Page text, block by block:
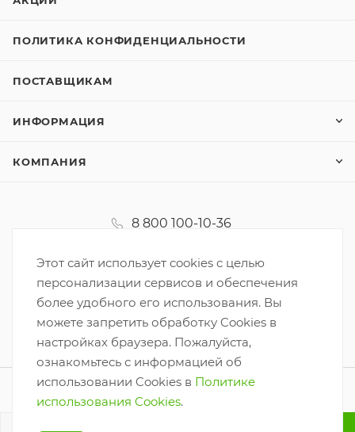
ПОЛИТИКА КОНФИДЕНЦИАЛЬНОСТИ
ПОСТАВЩИКАМ
ИНФОРМАЦИЯ
КОМПАНИЯ
8 800 100-10-36
Этот сайт использует cookies с целью
персонализации сервисов и обеспечения
более удобного его использования. Вы
можете запретить обработку Cookies в
настройках браузера. Пожалуйста,
ознакомьтесь с информацией об
использовании Cookies в Политике
использования Cookies.